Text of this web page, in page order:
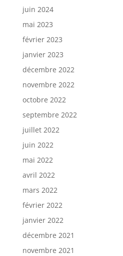
juin 2024
mai 2023
février 2023
janvier 2023
décembre 2022
novembre 2022
octobre 2022
septembre 2022
juillet 2022
juin 2022
mai 2022
avril 2022
mars 2022
février 2022
janvier 2022
décembre 2021
novembre 2021